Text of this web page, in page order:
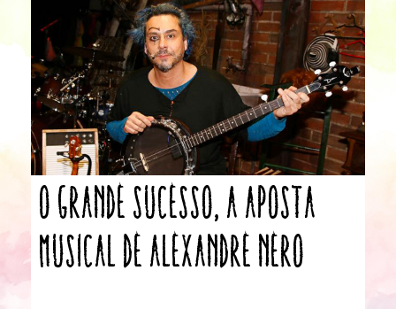
O Grande Sucesso, a aposta
musical de Alexandre Nero